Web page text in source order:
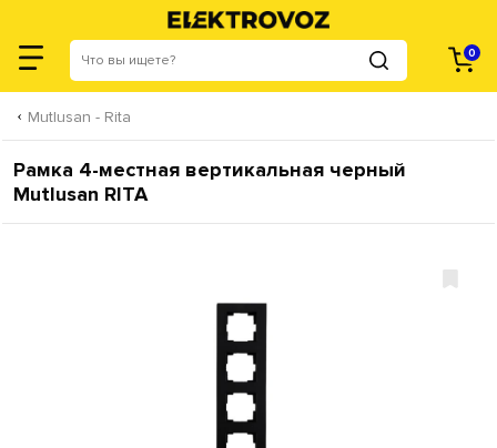
0
Mutlusan - Rita
Рамка 4-местная вертикальная черный
Mutlusan RITA